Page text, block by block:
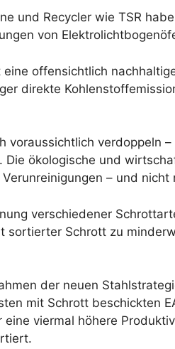
und Recycler wie TSR
von
offensichtlich
direkte
voraussichtlich verdoppeln
Die ökologische und
– und
verschiedener
sortierter Schrott zu
der neuen
mit Schrott beschickten
viermal höhere